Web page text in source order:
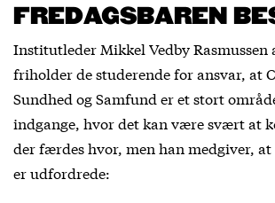
FREDAGSBAREN
Institutleder Mikkel Vedby Rasmussen
friholder de studerende for ansvar, at
Sundhed og Samfund er et stort
indgange, hvor det kan være svært at
der færdes hvor, men han medgiver, at
er udfordrede: